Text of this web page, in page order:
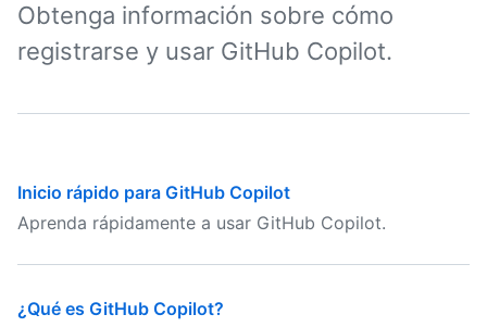
Obtenga información sobre cómo
registrarse y usar GitHub Copilot.
Inicio rápido para GitHub Copilot
Aprenda rápidamente a usar GitHub Copilot.
¿Qué es GitHub Copilot?